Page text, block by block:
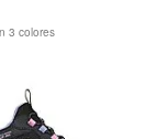
3 colores